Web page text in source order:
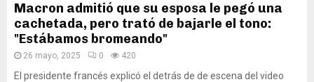
Macron admitió que su esposa le pegó una
cachetada, pero trató de bajarle el tono:
"Estábamos bromeando"
26 mayo, 2025 0 420
El presidente francés explicó el detrás de de escena del video